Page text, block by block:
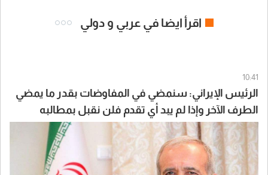
اقرأ ايضا في عربي و دولي
10:41
الرئيس الإيراني: سنمضي في المفاوضات بقدر ما يمضي
الطرف الآخر وإذا لم يبد أي تقدم فلن نقبل بمطالبه